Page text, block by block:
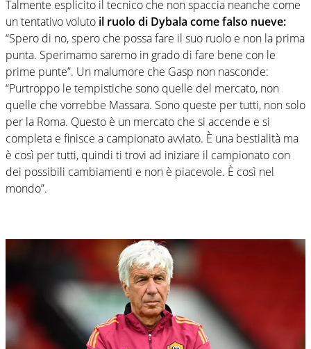
Talmente esplicito il tecnico che non spaccia neanche come
un tentativo voluto il ruolo di Dybala come falso nueve:
“Spero di no, spero che possa fare il suo ruolo e non la prima
punta. Sperimamo saremo in grado di fare bene con le
prime punte”. Un malumore che Gasp non nasconde:
“Purtroppo le tempistiche sono quelle del mercato, non
quelle che vorrebbe Massara. Sono queste per tutti, non solo
per la Roma. Questo è un mercato che si accende e si
completa e finisce a campionato avviato. È una bestialità ma
è così per tutti, quindi ti trovi ad iniziare il campionato con
dei possibili cambiamenti e non è piacevole. È così nel
mondo”.